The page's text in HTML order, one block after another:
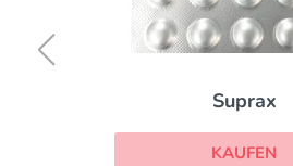
Suprax
KAUFEN